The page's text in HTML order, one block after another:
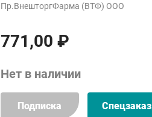
Пр.ВнешторгФарма (ВТФ) ООО
771,00 ₽
Нет в наличии
Подписка Спецзаказ